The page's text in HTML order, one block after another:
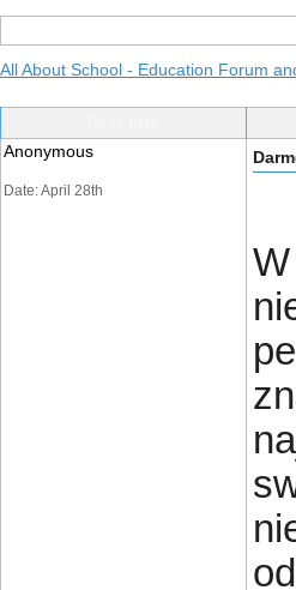
All About School - Education Forum
Anonymous
Date: April 28th